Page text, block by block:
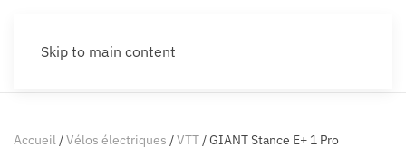
Skip to main content
Accueil /Vélos électriques /VTT / GIANT Stance E+ 1 Pro